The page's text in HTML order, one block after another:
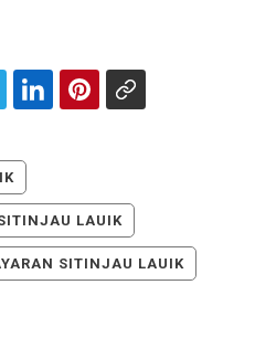
LAUIK
SITINJAU LAUIK